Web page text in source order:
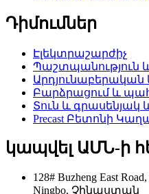
Դիմումներ
Էլեկտրաշարժիչ
Պաշտպանություն
Բարձրացում և
Տուն և գրասենյակ
Precast Բետոնի
կապվել ԱՄՆ-ի
128# Buzheng East
Ningbo, Չինաստան